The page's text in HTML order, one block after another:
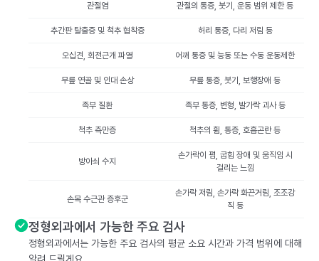
관절염 관절의 통증, 붓기, 운동 범위 제한 등
추간판 탈출증 및 척추 협착증 허리 통증, 다리 저림 등
오십견, 회전근개 파열 어깨 통증 및 능동 또는 수동 운동제한
무릎 연골 및 인대 손상 무릎 통증, 붓기, 보행장애 등
족부 질환 족부 통증, 변형, 발가락 괴사 등
척추 측만증 척추의 휨, 통증, 호흡곤란 등
방아쇠 수지
손가락이 폄, 굽힙 장애 및 움직임 시
걸리는 느낌
손목 수근관 증후군
손가락 저림, 손가락 화끈거림, 조조강
직 등
정형외과에서 가능한 주요 검사
정형외과에서는 가능한 주요 검사의 평균 소요 시간과 가격 범위에 대해